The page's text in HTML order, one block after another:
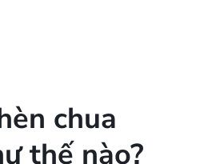
chua
thế nào?